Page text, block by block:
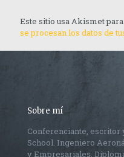
Este sitio usa Akismet
se procesan los datos de
Sobre mí
Conferenciante, escritor
School. Ingeniero
y Empresariales.